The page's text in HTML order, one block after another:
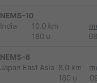
NEMS-10
India
10.0 km
180 u
NEMS-8
Japan East Asia 8.0 km
180 u